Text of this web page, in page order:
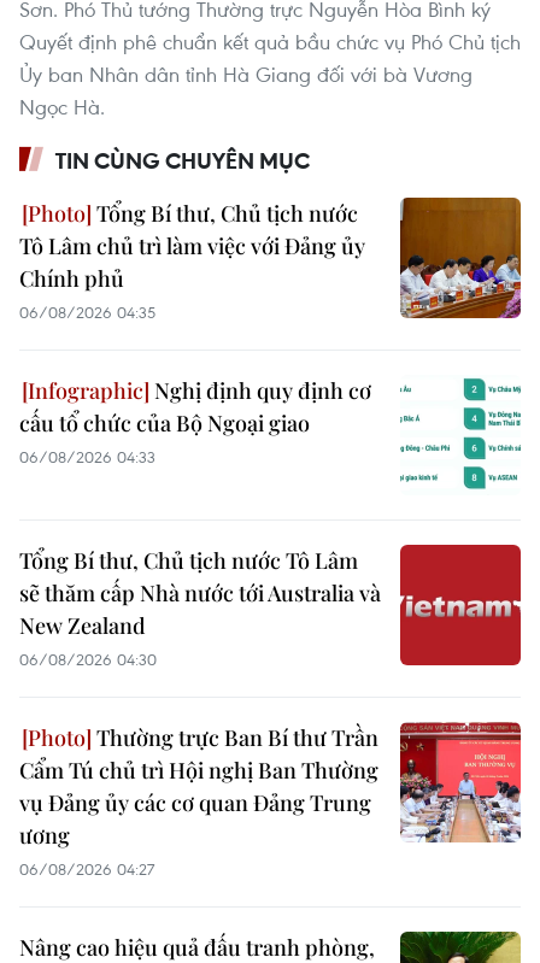
Sơn. Phó Thủ tướng Thường trực Nguyễn Hòa Bình ký
Quyết định phê chuẩn kết quả bầu chức vụ Phó Chủ tịch
Ủy ban Nhân dân tỉnh Hà Giang đối với bà Vương
Ngọc Hà.
TIN CÙNG CHUYÊN MỤC
Tổng Bí thư, Chủ tịch nước
Tô Lâm chủ trì làm việc với Đảng ủy
Chính phủ
06/08/2026 04:35
Nghị định quy định cơ
cấu tổ chức của Bộ Ngoại giao
06/08/2026 04:33
Tổng Bí thư, Chủ tịch nước Tô Lâm
sẽ thăm cấp Nhà nước tới Australia và
New Zealand
06/08/2026 04:30
Thường trực Ban Bí thư Trần
Cẩm Tú chủ trì Hội nghị Ban Thường
vụ Đảng ủy các cơ quan Đảng Trung
ương
06/08/2026 04:27
Nâng cao hiệu quả đấu tranh phòng,